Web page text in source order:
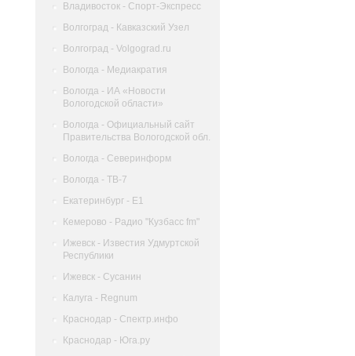
Владивосток - Спорт-Экспресс
Волгоград - Кавказский Узел
Волгоград - Volgograd.ru
Вологда - Медиакратия
Вологда - ИА «Новости
Вологодской области»
Вологда - Официальный сайт
Правительства Вологодской обл.
Вологда - Северинформ
Вологда - ТВ-7
Екатеринбург - Е1
Кемерово - Радио "Кузбасс fm"
Ижевск - Известия Удмуртской
Республики
Ижевск - Сусанин
Калуга - Regnum
Краснодар - Спектр.инфо
Краснодар - Юга.ру